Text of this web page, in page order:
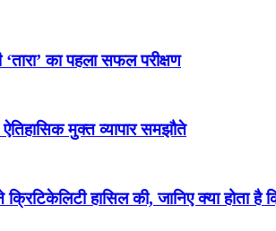
‘तारा’ का पहला सफल परीक्षण
मुक्त व्यापार समझौते
हासिल की, जानिए क्या होता है